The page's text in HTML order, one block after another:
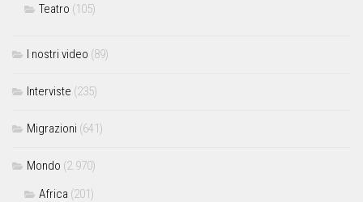
Teatro (105)
I nostri video (89)
Interviste (235)
Migrazioni (641)
Mondo (2.970)
Africa (201)